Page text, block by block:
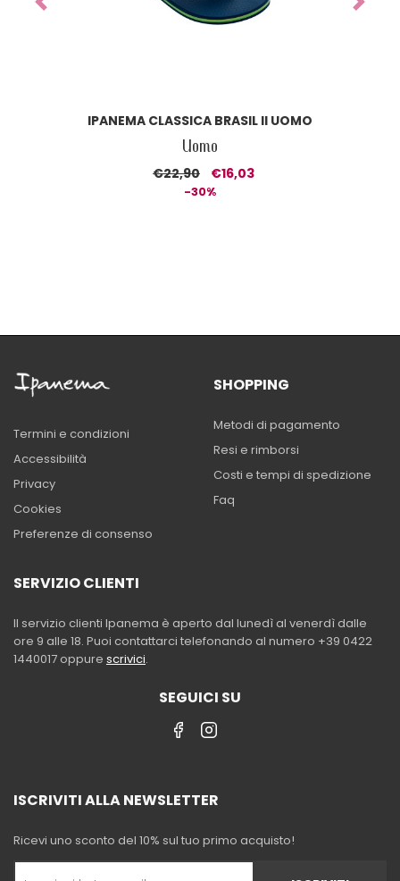
IPANEMA CLASSICA BRASIL II UOMO
Uomo
€22,90 €16,03
-30%
Previous Next
Termini e condizioni
Accessibilità
Privacy
Cookies
Preferenze di consenso
SHOPPING
Metodi di pagamento
Resi e rimborsi
Costi e tempi di spedizione
Faq
SERVIZIO CLIENTI
Il servizio clienti Ipanema è aperto dal lunedì al venerdì dalle
ore 9 alle 18. Puoi contattarci telefonando al numero +39 0422
1440017 oppure scrivici.
SEGUICI SU
ISCRIVITI ALLA NEWSLETTER
Ricevi uno sconto del 10% sul tuo primo acquisto!